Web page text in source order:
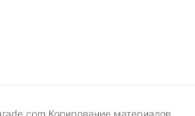
Копирование материалов